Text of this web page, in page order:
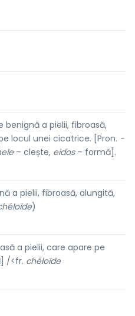
benignă a pielii, fibroasă,
locul unei cicatrice. [Pron. -
– clește, eidos– formă].
a pielii, fibroasă, alungită,
)
a pielii, care apare pe
] /<fr. chéloïde